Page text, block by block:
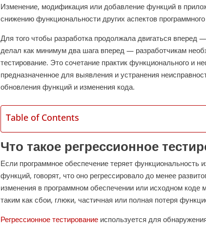
Изменение, модификация или добавление функций в
снижению функциональности других аспектов
Для того чтобы разработка продолжала двигаться
делал как минимум два шага вперед — разработчикам
тестирование. Это сочетание практик функционального и
предназначенное для выявления и устранения
обновления функций и изменения кода.
Table of Contents
Что такое регрессионное
Если программное обеспечение теряет функциональность
функций, говорят, что оно регрессировало до менее
изменения в программном обеспечении или исходном
таким как сбои, глюки, частичная или полная потеря
Регрессионное тестирование используется для